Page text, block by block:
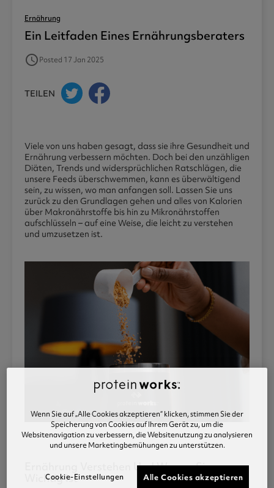
Ernährung
Ein Leitfaden Eines Ernährungsberaters
access_timePosted 17 Jan 2025
TEILEN
Viele von uns haben gesagt, dass sie ihre Gesundheit und
Ernährung verbessern möchten. Doch bei den unzähligen
Diäten, Trends und widersprüchlichen Ratschlägen, die
unsere Feeds überschwemmen, kann es überwältigend
sein, zu wissen, wo man anfangen soll. Lassen Sie uns
zurück zu den Grundlagen gehen und alles von Kalorien
über Makronährstoffe bis hin zu Mikronährstoffen
aufschlüsseln – auf eine Weise, die leicht zu verstehen
und umzusetzen ist.
Ernährung Verstehen Und Warum Sie
Wichtig Ist
Wenn Sie auf „Alle Cookies akzeptieren“ klicken, stimmen Sie der
Speicherung von Cookies auf Ihrem Gerät zu, um die
Websitenavigation zu verbessern, die Websitenutzung zu analysieren
und unsere Marketingbemühungen zu unterstützen.
Alle Cookies akzeptieren
Cookie-Einstellungen